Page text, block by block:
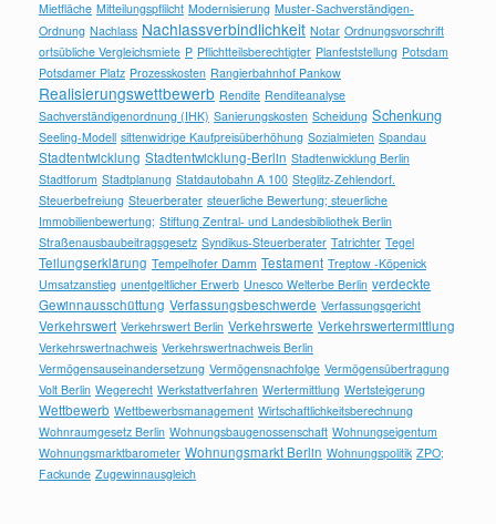
Mietfläche Mitteilungspflilcht Modernisierung Muster-Sachverständigen-
Ordnung Nachlass Nachlassverbindlichkeit Notar Ordnungsvorschrift
ortsübliche Vergleichsmiete P Pflichtteilsberechtigter Planfeststellung Potsdam
Potsdamer Platz Prozesskosten Rangierbahnhof Pankow
Realisierungswettbewerb Rendite Renditeanalyse
Sachverständigenordnung (IHK) Sanierungskosten Scheidung Schenkung
Seeling-Modell sittenwidrige Kaufpreisüberhöhung Sozialmieten Spandau
Stadtentwicklung Stadtentwicklung-Berlin Stadtenwicklung Berlin
Stadtforum Stadtplanung Statdautobahn A 100 Steglitz-Zehlendorf.
Steuerbefreiung Steuerberater steuerliche Bewertung; steuerliche
Immobilienbewertung; Stiftung Zentral- und Landesbibliothek Berlin
Straßenausbaubeitragsgesetz Syndikus-Steuerberater Tatrichter Tegel
Teilungserklärung Tempelhofer Damm Testament Treptow -Köpenick
Umsatzanstieg unentgeltlicher Erwerb Unesco Welterbe Berlin verdeckte
Gewinnausschüttung Verfassungsbeschwerde Verfassungsgericht
Verkehrswert Verkehrswert Berlin Verkehrswerte Verkehrswertermittlung
Verkehrswertnachweis Verkehrswertnachweis Berlin
Vermögensauseinandersetzung Vermögensnachfolge Vermögensübertragung
Volt Berlin Wegerecht Werkstattverfahren Wertermittlung Wertsteigerung
Wettbewerb Wettbewerbsmanagement Wirtschaftlichkeitsberechnung
Wohnraumgesetz Berlin Wohnungsbaugenossenschaft Wohnungseigentum
Wohnungsmarktbarometer Wohnungsmarkt Berlin Wohnungspolitik ZPO;
Fackunde Zugewinnausgleich